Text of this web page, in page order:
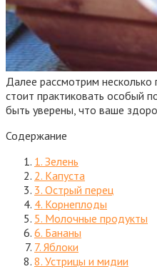
Далее рассмотрим
стоит практиковать особый
быть уверены, что ваше
Содержание
1. Зелень
2. Капуста
3. Острый перец
4. Корнеплоды
5. Молочные продукты
6. Бананы
7. Яблоки
8. Устрицы и мидии